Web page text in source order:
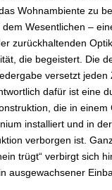
Wohnambiente zu
Wesentlichen –
zurückhaltenden
die begeistert. Die
versetzt jeden
dafür ist eine
die in einem
installiert und in
verborgen ist.
trügt“ verbirgt sich
ausgewachsener